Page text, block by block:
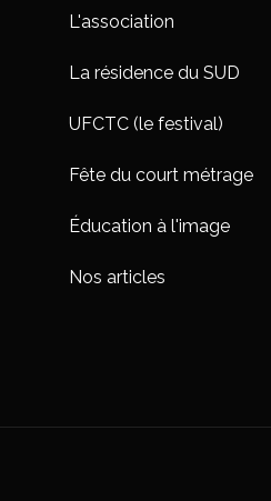
L'association
La résidence du SUD
UFCTC (le festival)
Fête du court métrage
Éducation à l'image
Nos articles